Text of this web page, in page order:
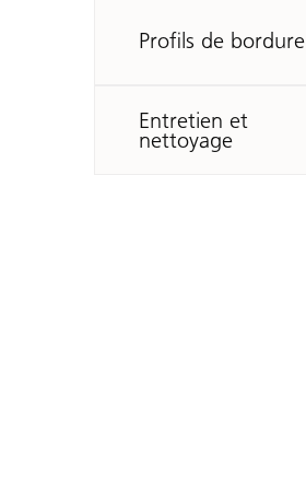
Profils de bordure
Entretien et
nettoyage